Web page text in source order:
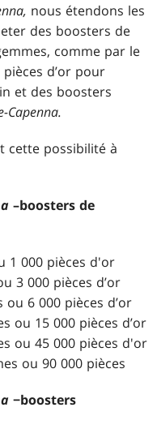
nous étendons les
des boosters de
comme par le
d’or pour
et des boosters
Capenna.
cette possibilité à
–boosters de
1 000 pièces d'or
3 000 pièces d’or
6 000 pièces d’or
ou 15 000 pièces d’or
ou 45 000 pièces d'or
ou 90 000 pièces
−boosters